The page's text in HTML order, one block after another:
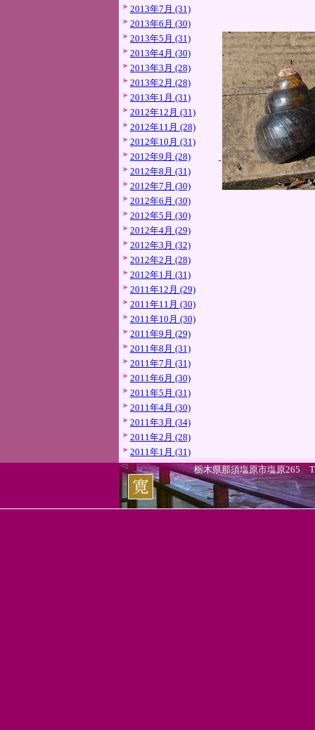
2013年7月 (31)
2013年6月 (30)
2013年5月 (31)
2013年4月 (30)
2013年3月 (28)
2013年2月 (28)
2013年1月 (31)
2012年12月 (31)
2012年11月 (28)
2012年10月 (31)
2012年9月 (28)
2012年8月 (31)
2012年7月 (30)
2012年6月 (30)
2012年5月 (30)
2012年4月 (29)
2012年3月 (32)
2012年2月 (28)
2012年1月 (31)
2011年12月 (29)
2011年11月 (30)
2011年10月 (30)
2011年9月 (29)
2011年8月 (31)
2011年7月 (31)
2011年6月 (30)
2011年5月 (31)
2011年4月 (30)
2011年3月 (34)
2011年2月 (28)
2011年1月 (31)
栃木県那須塩原市塩原265